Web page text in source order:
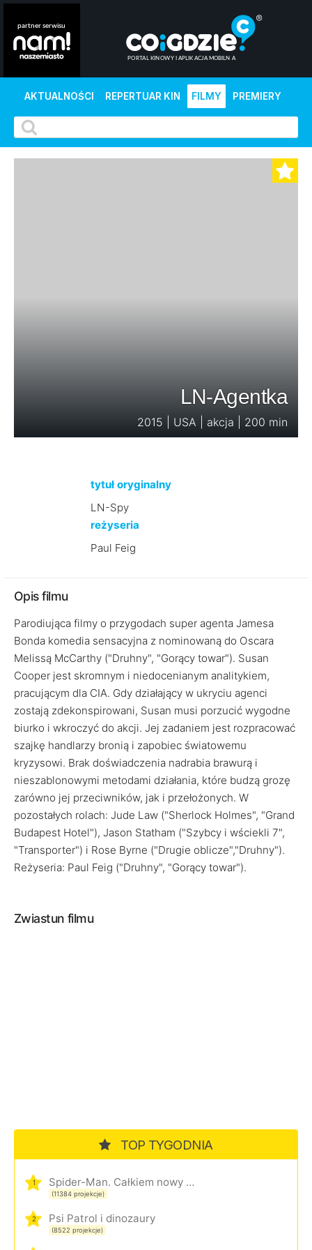
AKTUALNOŚCI REPERTUAR KIN FILMY PREMIERY
LN-Agentka
2015 | USA | akcja | 200 min
tytuł oryginalny
LN-Spy
reżyseria
Paul Feig
Opis filmu
Parodiująca filmy o przygodach super agenta Jamesa
Bonda komedia sensacyjna z nominowaną do Oscara
Melissą McCarthy ("Druhny", "Gorący towar"). Susan
Cooper jest skromnym i niedocenianym analitykiem,
pracującym dla CIA. Gdy działający w ukryciu agenci
zostają zdekonspirowani, Susan musi porzucić wygodne
biurko i wkroczyć do akcji. Jej zadaniem jest rozpracować
szajkę handlarzy bronią i zapobiec światowemu
kryzysowi. Brak doświadczenia nadrabia brawurą i
nieszablonowymi metodami działania, które budzą grozę
zarówno jej przeciwników, jak i przełożonych. W
pozostałych rolach: Jude Law ("Sherlock Holmes", "Grand
Budapest Hotel"), Jason Statham ("Szybcy i wściekli 7",
"Transporter") i Rose Byrne ("Drugie oblicze","Druhny").
Reżyseria: Paul Feig ("Druhny", "Gorący towar").
Zwiastun filmu
TOP TYGODNIA
1 Spider-Man. Całkiem nowy dzień
(11384 projekcje)
2 Psi Patrol i dinozaury
(8522 projekcje)